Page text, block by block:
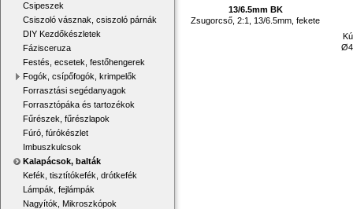
Csipeszek
Csiszoló vásznak, csiszoló párnák
DIY Kezdőkészletek
Fázisceruza
Festés, ecsetek, festőhengerek
Fogók, csípőfogók, krimpelők
Forrasztási segédanyagok
Forrasztópáka és tartozékok
Fűrészek, fűrészlapok
Fúró, fúrókészlet
Imbuszkulcsok
Kalapácsok, balták
Kefék, tisztítókefék, drótkefék
Lámpák, fejlámpák
Nagyítók, Mikroszkópok
13/6.5mm BK
Zsugorcső, 2:1, 13/6.5mm, fekete